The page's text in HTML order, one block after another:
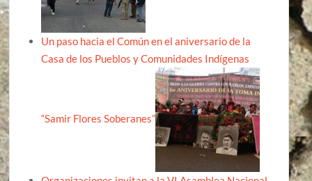
Un paso hacia el Común en el aniversario de la
Casa de los Pueblos y Comunidades Indígenas
“Samir Flores Soberanes”